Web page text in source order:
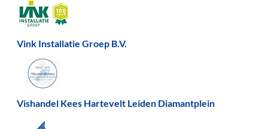
Vink Installatie Groep B.V.
Vishandel Kees Hartevelt Leiden Diamantplein